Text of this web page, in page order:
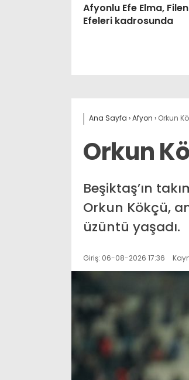
Afyonlu Efe Elma,
Efeleri kadrosunda
Ana Sayfa ›Afyon › Orkun
Orkun
Beşiktaş’ın
Orkun Kökçü,
üzüntü yaşadı.
Giriş: 06-08-2026 17:36